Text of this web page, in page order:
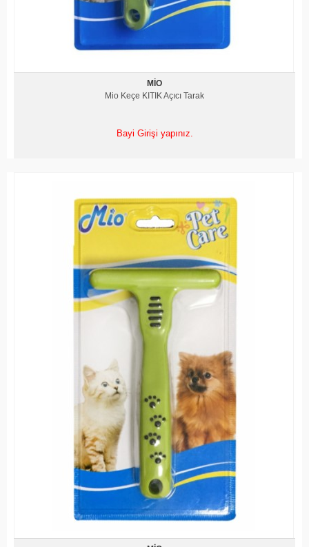
MIO
Mio Keçe KITIK Açıcı Tarak
Bayi Girişi yapınız.